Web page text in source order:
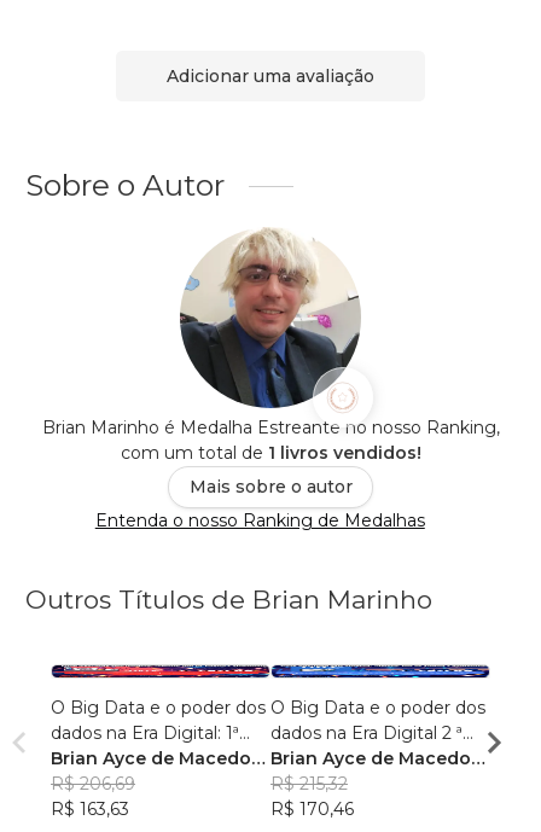
Adicionar uma avaliação
Sobre o Autor
Brian Marinho é Medalha Estreante no nosso Ranking,
com um total de 1 livros vendidos!
Mais sobre o autor
Entenda o nosso Ranking de Medalhas
Outros Títulos de Brian Marinho
O Big Data e o poder dos
dados na Era Digital: 1ª
Edição.
Brian Ayce de Macedo
Marinho
R$ 206,69
R$ 163,63
O Big Data e o poder dos
dados na Era Digital 2 ª
Edição:
Brian Ayce de Macedo
Marinho
R$ 215,32
R$ 170,46